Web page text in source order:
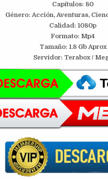
Capítulos: 80
Género: Acción, Aventuras,
Calidad: 1080p
Formato: Mp4
Tamaño: 1.8 Gb Aprox
Servidor: Terabox /